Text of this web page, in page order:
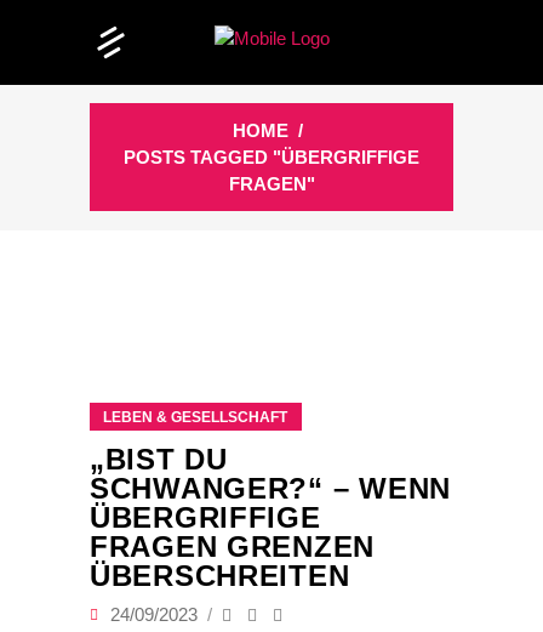
HOME /
POSTS TAGGED "ÜBERGRIFFIGE
FRAGEN"
LEBEN & GESELLSCHAFT
„BIST DU
SCHWANGER?“ – WENN
ÜBERGRIFFIGE
FRAGEN GRENZEN
ÜBERSCHREITEN
24/09/2023